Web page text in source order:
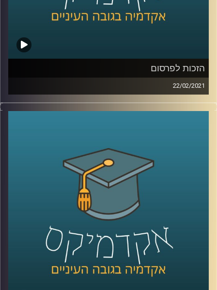
מה הייתה העתירה הראשונה לבג"צ? ועד כמה
הוא היה אקטיביסטי? (רמז- מאוד).
הזכות לפרסום
22/02/2021
עו"ד דן חי, המוביל פירמה של 12 עורכי דין ומתמחה במפגש
של משפט וטכנולוגיה כאשר תחומי העיסוק העיקריים בהם
לא קונבניצונאלית, כאשר ייצג את שחקני נבחרת ישראל
את התזה שלו שעוסקת בזכות לפרסום, כתב במסגרת תוכנית ה
MA במשפטים, טכנולוגיה וחדשנות עסקית בהנחייתו של
פרופ' ליאור זמר, והוא בוחן לאיזה עולם זכויות יש לשייך אותה.
בשעה מרתקת הוא מסביר את הסטטוס הנוכחי של הזכות, מהי
הגישה בפסיקה, ומה עתידה של הזכות.
קרדיט תמונות:AudioVersity